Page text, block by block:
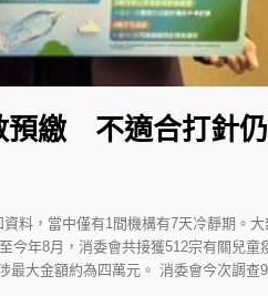
預繳 不適合打針
料，當中僅有1間機構有7天冷靜期。
今年8月，消委會共接獲512宗有關兒童
最大金額約為四萬元。 消委會今次調查